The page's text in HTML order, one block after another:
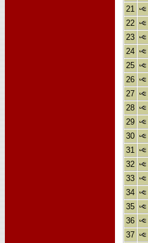
21
22
23
24
25
26
27
28
29
30
31
32
33
34
35
36
37